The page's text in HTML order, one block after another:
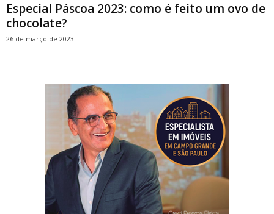
Especial Páscoa 2023: como é feito um ovo de
chocolate?
26 de março de 2023